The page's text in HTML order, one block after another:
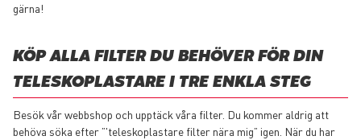
gärna!
KÖP ALLA FILTER DU BEHÖVER FÖR DIN
TELESKOPLASTARE I TRE ENKLA STEG
Besök vår webbshop och upptäck våra filter. Du kommer aldrig att
behöva söka efter ”'teleskoplastare filter nära mig” igen. När du har